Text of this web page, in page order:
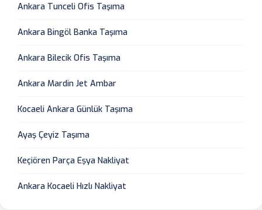
Ankara Tunceli Ofis Taşıma
Ankara Bingöl Banka Taşıma
Ankara Bilecik Ofis Taşıma
Ankara Mardin Jet Ambar
Kocaeli Ankara Günlük Taşıma
Ayaş Çeyiz Taşıma
Keçiören Parça Eşya Nakliyat
Ankara Kocaeli Hızlı Nakliyat